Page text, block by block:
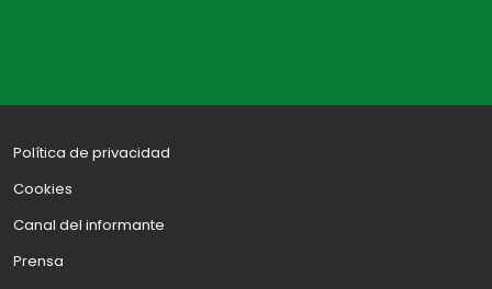
Política de privacidad
Cookies
Canal del informante
Prensa